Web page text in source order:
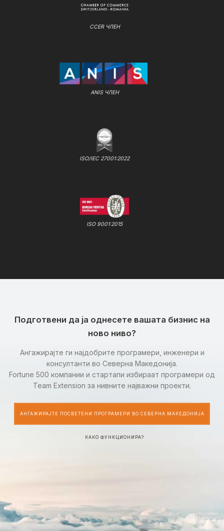
CCER ЧЛЕН
ANIS ЧЛЕН
ISO/IEC 27001:2022
ISO 9001:2015
Подготвени да ја однесете вашата бизнис на
ново ниво?
Ангажирајте ги најдобрите програмери, инженери и
консултанти во Северна Македонија.
Fortune 500 компании и стартапи избираат програмери од
Team Extension за нивните најважни проекти.
АНГАЖИРАЈТЕ ПОСВЕТЕНИ ПРОГРАМЕРИ ВО СЕВЕРНА МАКЕДОНИЈА
КАКО ФУНКЦИОНИРА?